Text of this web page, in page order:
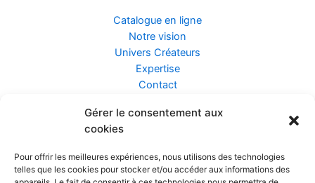
Gérer le consentement aux
cookies
Pour offrir les meilleures expériences, nous utilisons des technologies
telles que les cookies pour stocker et/ou accéder aux informations des
Catalogue en ligne
Notre vision
Univers Créateurs
Expertise
Contact
Assurance ZEN
Confidentialité et Données
Conditions Générales de Vente